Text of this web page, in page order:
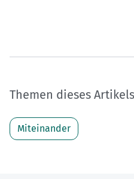
Themen dieses Artikels
Miteinander